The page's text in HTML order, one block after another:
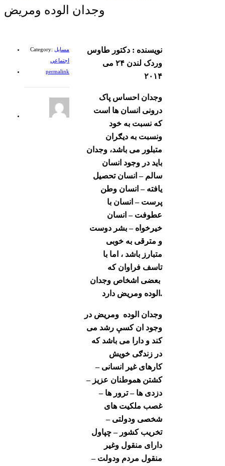
وجدان الوده ومریض
Category: مسايل
اجتماعي
permalink
نویسنده : دکتور طاوس
وردک لندن ۲۴ می
۲۰۱۴
وجدان احساس پاک
درونی انسان ها است
که نسبت به خود
ونسبت به دیګران
متبلور می باشد، وجدان
باید در وجود انسان
سالم – انسان تحصیل
یافته – انسان وطن
پرست – انسان با
عطوفت – انسان
خیرخواه – بشر دوست
و مترقی به خوبی
متبارز باشد ، اما با
تاسف فراوان که
بعضی اشخاص وجدان
الوده ومریض دارد.
وجدان الوده ومریض در
وجود ان کسې رشد می
کند و دارا می باشد که
در زندګی خویش
کارهای غیر انسانی –
کشتن هموطنان عزیز –
دزدی ها – ترور ها –
غصب ملکیت های
شخصی ودولتی –
تخریب کشور – چپاول
دارای منقول وغیر
منقول مردم ودولت –